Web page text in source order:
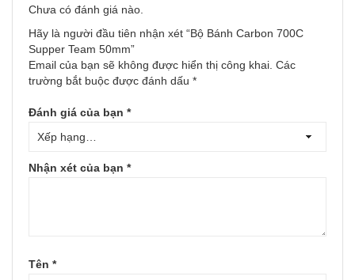
Chưa có đánh giá nào.
Hãy là người đầu tiên nhận xét “Bộ Bánh Carbon 700C
Supper Team 50mm”
Email của bạn sẽ không được hiển thị công khai. Các
trường bắt buộc được đánh dấu *
Đánh giá của bạn *
Nhận xét của bạn *
Tên *